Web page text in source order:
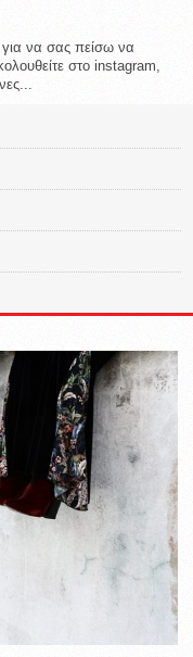
για να σας πείσω να
στο instagram,